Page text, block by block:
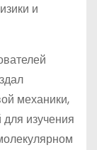
и
механики,
изучения